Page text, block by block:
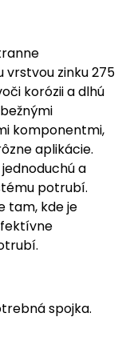
vrstvou zinku 275
korózii a dlhú
komponentmi,
aplikácie.
a
potrubí.
tam, kde je
spojka.